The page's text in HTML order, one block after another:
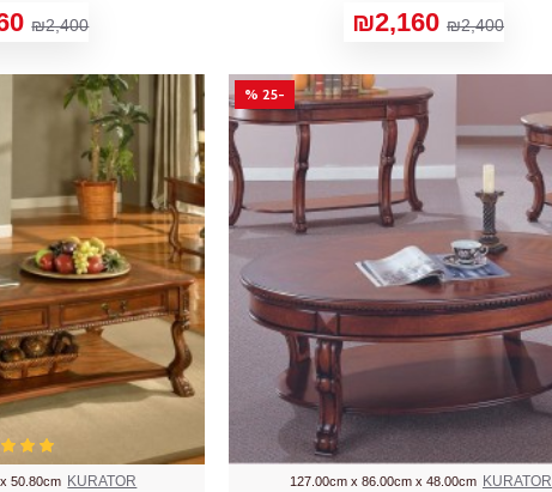
₪2,400
₪2,160
₪2,400
-25 %
KURATOR
127.00cm x 86.00cm x 48.00cm
KURATOR
50.80cm